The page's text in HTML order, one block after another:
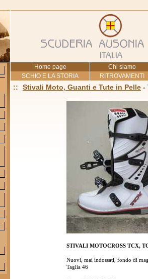
Home page
Chi siamo
SCHIO E LA STORIA
RITROVAMENTI
:: Stivali Moto, Guanti e Tute in Pelle -
STIVALI MOTOCROSS TCX,
Nuovi, mai indossati, fondo di
Taglia 46